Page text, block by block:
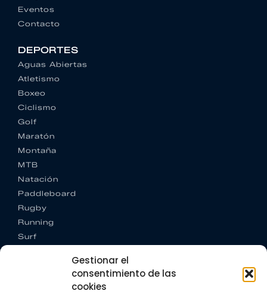
Gestionar el
consentimiento de las
cookies
Eventos
Contacto
DEPORTES
Aguas Abiertas
Atletismo
Boxeo
Ciclismo
Golf
Maratón
Montaña
MTB
Natación
Paddleboard
Rugby
Running
Surf
CONTACTO